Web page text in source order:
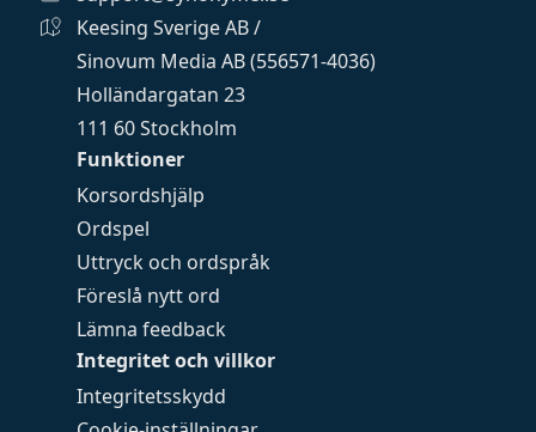
Funktioner
Korsordshjälp
Ordspel
Uttryck och ordspråk
Föreslå nytt ord
Lämna feedback
Integritet och villkor
Integritetsskydd
Keesing Sverige AB /
Sinovum Media AB (556571-4036)
Holländargatan 23
111 60 Stockholm